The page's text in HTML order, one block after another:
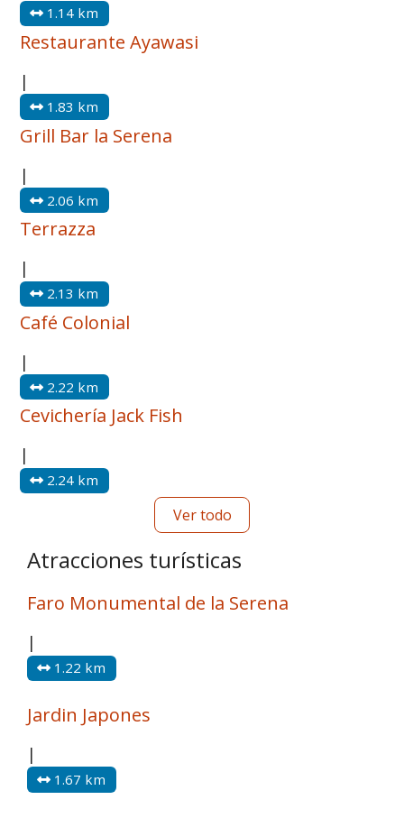
1.14 km
Restaurante Ayawasi
|
1.83 km
Grill Bar la Serena
|
2.06 km
Terrazza
|
2.13 km
Café Colonial
|
2.22 km
Cevichería Jack Fish
|
2.24 km
Ver todo
Atracciones turísticas
Faro Monumental de la Serena
|
1.22 km
Jardin Japones
|
1.67 km